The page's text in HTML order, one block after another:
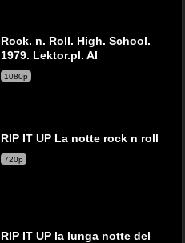
Rock. n. Roll. High. School.
1979. Lektor.pl. AI
1080p
RIP IT UP La notte rock n roll
720p
RIP IT UP la lunga notte del